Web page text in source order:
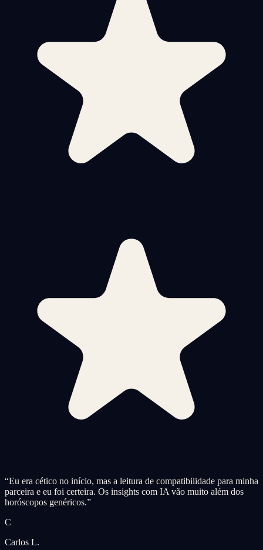
“Eu era cético no início, mas a leitura de compatibilidade para minha
parceira e eu foi certeira. Os insights com IA vão muito além dos
horóscopos genéricos.”
C
Carlos L.